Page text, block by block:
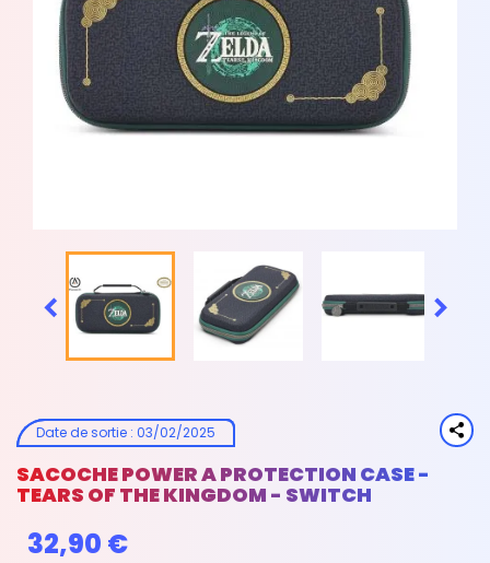
 
Date de sortie : 03/02/2025
SACOCHE POWER A PROTECTION CASE -
TEARS OF THE KINGDOM - SWITCH
32,90 €